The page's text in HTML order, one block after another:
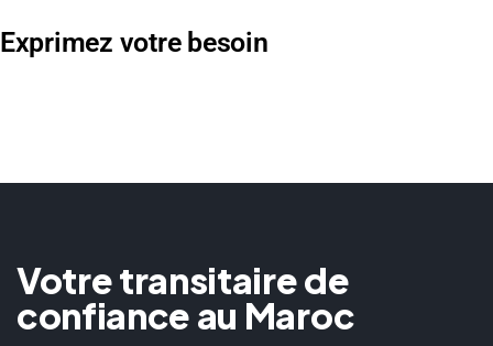
Exprimez votre besoin
Votre transitaire de
confiance au Maroc